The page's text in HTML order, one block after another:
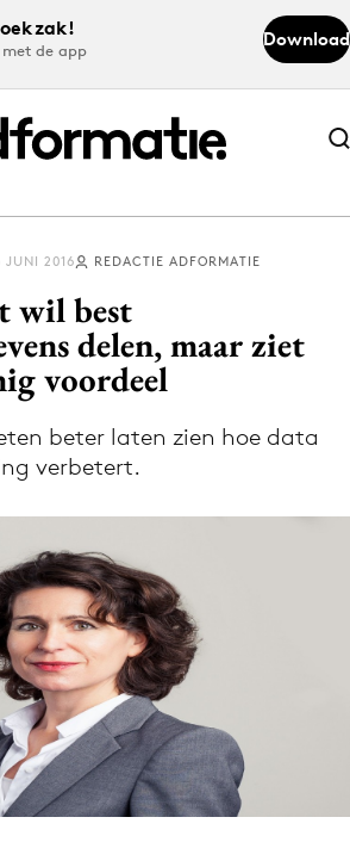
met de app
Download
Abonneer nu
Abonneer nu
Download de app
nieuws via de Adformatie
Nieuws app
JUNI 2016 REDACTIE ADFORMATIE
wil best
delen, maar ziet
voordeel
beter laten zien hoe data
verbetert.